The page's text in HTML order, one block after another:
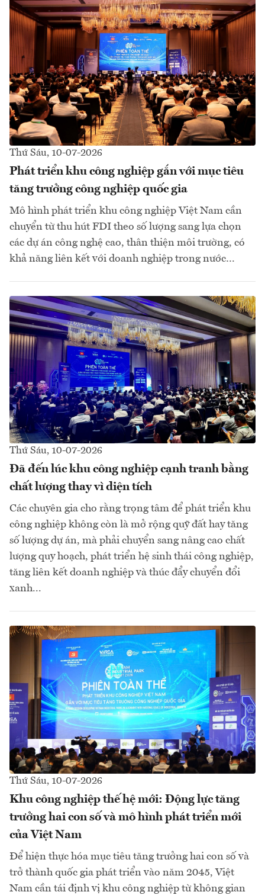
Thứ Sáu, 10-07-2026
Phát triển khu công nghiệp gắn với mục tiêu
tăng trưởng công nghiệp quốc gia
Mô hình phát triển khu công nghiệp Việt Nam cần
chuyển từ thu hút FDI theo số lượng sang lựa chọn
các dự án công nghệ cao, thân thiện môi trường, có
khả năng liên kết với doanh nghiệp trong nước…
Thứ Sáu, 10-07-2026
Đã đến lúc khu công nghiệp cạnh tranh bằng
chất lượng thay vì diện tích
Các chuyên gia cho rằng trọng tâm để phát triển khu
công nghiệp không còn là mở rộng quỹ đất hay tăng
số lượng dự án, mà phải chuyển sang nâng cao chất
lượng quy hoạch, phát triển hệ sinh thái công nghiệp,
tăng liên kết doanh nghiệp và thúc đẩy chuyển đổi
xanh...
Thứ Sáu, 10-07-2026
Khu công nghiệp thế hệ mới: Động lực tăng
trưởng hai con số và mô hình phát triển mới
của Việt Nam
Để hiện thực hóa mục tiêu tăng trưởng hai con số và
trở thành quốc gia phát triển vào năm 2045, Việt
Nam cần tái định vị khu công nghiệp từ không gian